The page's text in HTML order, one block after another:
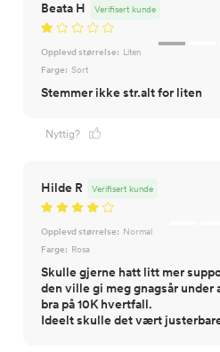
Beata H Verifisert kunde
Opplevd størrelse: Liten
Farge: Sort
Stemmer ikke str.alt for liten
Nyttig?
Hilde R Verifisert kunde
Opplevd størrelse: Normal
Farge: Rosa
Skulle gjerne hatt litt mer
den ville gi meg gnagsår under
bra på 10K hvertfall.
Ideelt skulle det vært